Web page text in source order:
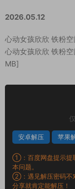
2026.05.12
心动女孩欣欣 铁粉
心动女孩欣欣 铁粉
MB]
安卓解压 苹果
①：百度网盘提示提
本问题。
②：遇见解压密码不
分享就肯定能解压！